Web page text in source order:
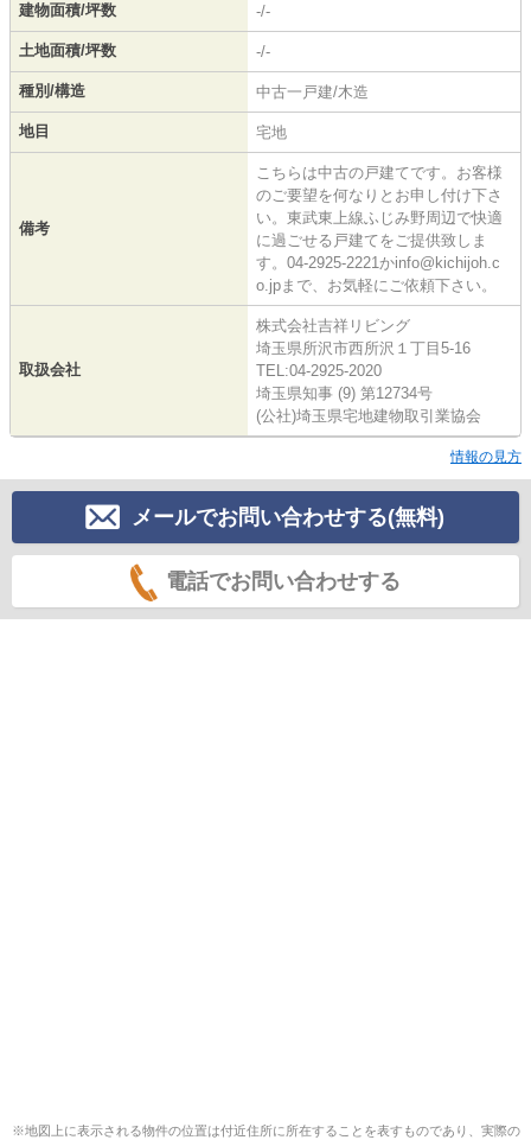
建物面積/坪数 -/-
土地面積/坪数 -/-
種別/構造 中古一戸建/木造
地目 宅地
備考
こちらは中古の戸建てです。お客様
のご要望を何なりとお申し付け下さ
い。東武東上線ふじみ野周辺で快適
に過ごせる戸建てをご提供致しま
す。04-2925-2221かinfo@kichijoh.c
o.jpまで、お気軽にご依頼下さい。
取扱会社
株式会社吉祥リビング
埼玉県所沢市西所沢１丁目5-16
TEL:04-2925-2020
埼玉県知事 (9) 第12734号
(公社)埼玉県宅地建物取引業協会
情報の見方
メールでお問い合わせする(無料)
電話でお問い合わせする
※地図上に表示される物件の位置は付近住所に所在することを表すものであり、実際の